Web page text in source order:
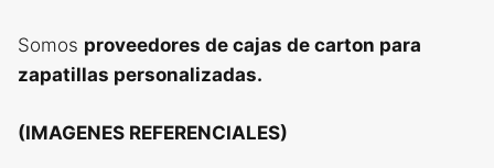
Somos proveedores de cajas de carton para
zapatillas personalizadas.
(IMAGENES REFERENCIALES)